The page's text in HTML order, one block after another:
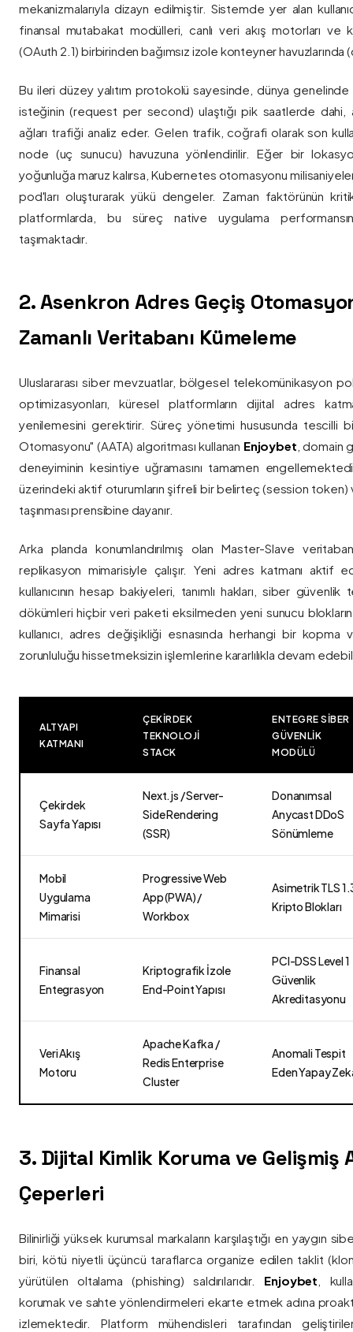
mekanizmalarıyla dizayn edilmiştir. Sistemde yer alan
finansal mutabakat modülleri, canlı veri akış motorları ve
(OAuth 2.1) birbirinden bağımsız izole konteyner havuzlarında
Bu ileri düzey yalıtım protokolü sayesinde, dünya genelinde
isteğinin (request per second) ulaştığı pik saatlerde dahi,
ağları trafiği analiz eder. Gelen trafik, coğrafi olarak son
node (uç sunucu) havuzuna yönlendirilir. Eğer bir
yoğunluğa maruz kalırsa, Kubernetes otomasyonu
pod'ları oluşturarak yükü dengeler. Zaman faktörünün
platformlarda, bu süreç native uygulama
taşımaktadır.
2. Asenkron Adres Geçiş
Zamanlı Veritabanı Kümeleme
Uluslararası siber mevzuatlar, bölgesel telekomünikasyon
optimizasyonları, küresel platformların dijital adres
yenilemesini gerektirir. Süreç yönetimi hususunda tescilli
Otomasyonu" (AATA) algoritması kullanan Enjoybet , domain
deneyiminin kesintiye uğramasını tamamen
üzerindeki aktif oturumların şifreli bir belirteç (session token)
taşınması prensibine dayanır.
Arka planda konumlandırılmış olan Master-Slave
replikasyon mimarisiyle çalışır. Yeni adres katmanı aktif
kullanıcının hesap bakiyeleri, tanımlı hakları, siber
dökümleri hiçbir veri paketi eksilmeden yeni sunucu
kullanıcı, adres değişikliği esnasında herhangi bir
zorunluluğu hissetmeksizin işlemlerine kararlılıkla devam
ALTYAPI
KATMANI
ÇEKIRDEK
TEKNOLOJI
STACK
ENTEGRE SIBER
GÜVENLIK
MODÜLÜ
Çekirdek
Sayfa Yapısı
Next.js / Server-
Side Rendering
(SSR)
Donanımsal
Anycast DDoS
Sönümleme
Mobil
Uygulama
Mimarisi
Progressive Web
App (PWA) /
Workbox
Asimetrik TLS
Kripto Blokları
Finansal
Entegrasyon
Kriptografik İzole
End-Point Yapısı
PCI-DSS Level 1
Güvenlik
Akreditasyonu
Veri Akış
Motoru
Apache Kafka /
Redis Enterprise
Cluster
Anomali Tespit
Eden Yapay
3. Dijital Kimlik Koruma ve Gelişmiş
Çeperleri
Bilinirliği yüksek kurumsal markaların karşılaştığı en yaygın
biri, kötü niyetli üçüncü taraflarca organize edilen taklit
yürütülen oltalama (phishing) saldırılarıdır. Enjoybet ,
korumak ve sahte yönlendirmeleri ekarte etmek adına
izlemektedir. Platform mühendisleri tarafından